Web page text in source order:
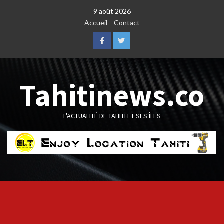
9 août 2026
Accueil
Contact
FacebookTwitter
Tahitinews.co
L'ACTUALITÉ DE TAHITI ET SES ÎLES